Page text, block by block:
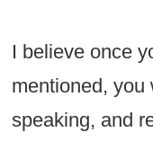
I believe once
mentioned, you
speaking, and